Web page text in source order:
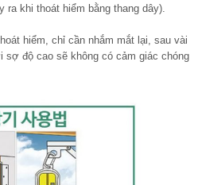
khi thoát hiểm bằng thang dây).
hiểm, chỉ cần nhắm mắt lại, sau vài
sợ độ cao sẽ không có cảm giác chóng